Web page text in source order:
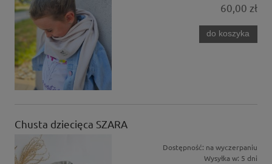
60,00 zł
do koszyka
Chusta dziecięca SZARA
Dostępność: na wyczerpaniu
Wysyłka w: 5 dni